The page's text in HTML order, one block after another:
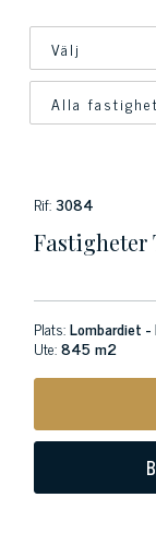
Rif:3084
Fastigheter
Plats:Lombardiet -
Ute:845 m2